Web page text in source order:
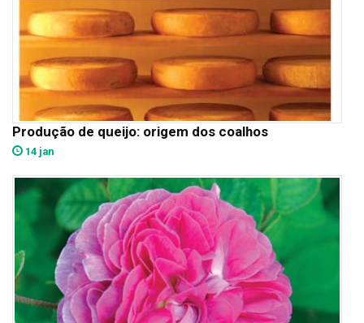
Produção de queijo: origem dos coalhos
14 jan